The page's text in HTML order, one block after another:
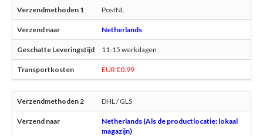
PostNL
Netherlands
11-15 werkdagen
EUR €0.99
DHL / GLS
Netherlands (Als de productlocatie: lokaal
magazijn)